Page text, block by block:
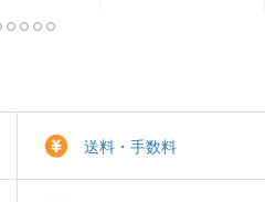
送料・手数料